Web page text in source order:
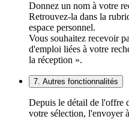
Donnez un nom à votre
Retrouvez-la dans la
espace personnel.
Vous souhaitez recevoir
d'emploi liées à votre
la réception ».
7. Autres fonctionnalités
Depuis le détail de l'offre
votre sélection, l'envoyer